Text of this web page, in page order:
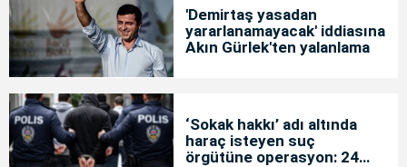
'Demirtaş yasadan
yararlanamayacak' iddiasına
Akın Gürlek'ten yalanlama
‘Sokak hakkı’ adı altında
haraç isteyen suç
örgütüne operasyon: 24